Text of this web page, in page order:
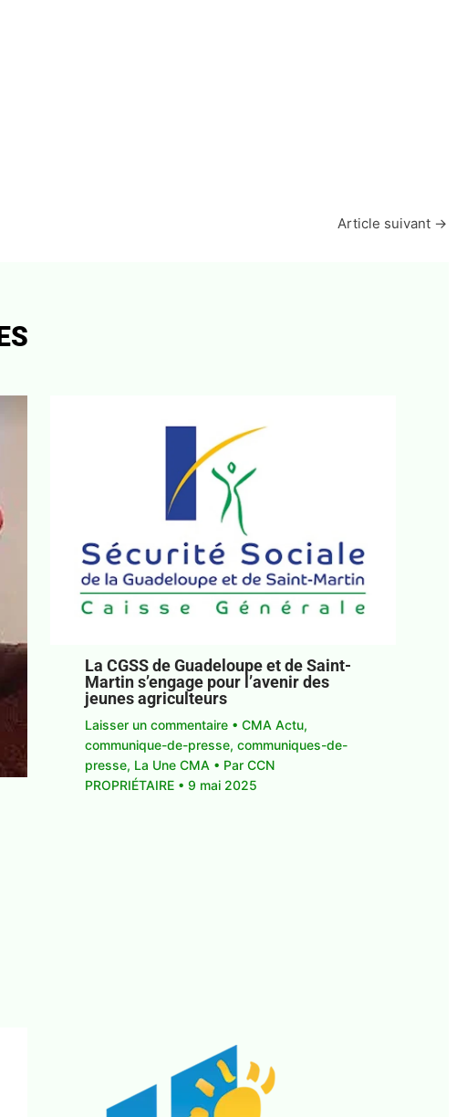
Article suivant→
La CGSS de Guadeloupe et de Saint-
Martin s’engage pour l’avenir des
jeunes agriculteurs
Laisser un commentaire CMA Actu,
communique-de-presse
communiques-de-
La Une CMA • Par
CCN
PROPRIÉTAIRE• 9 mai 2025